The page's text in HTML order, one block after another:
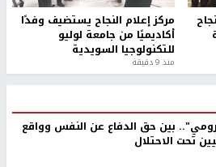
مركز إعلام النجاح يستضيف وفدًا
أكاديميًا من جامعة لوليو
للتكنولوجيا السويدية
منذ 9 دقيقة
بين حق الدفاع عن النفس وواقع
تحت الاحتلال